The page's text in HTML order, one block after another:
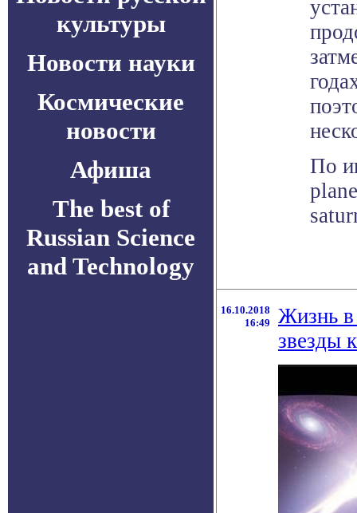
культуры
Новости науки
Космические
новости
Афиша
The best of
Russian Science
and Technology
По
16.10.2018
16:49
Жизнь в
звезды